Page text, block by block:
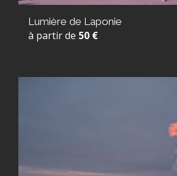
Lumière de Laponie
à partir de 50 €